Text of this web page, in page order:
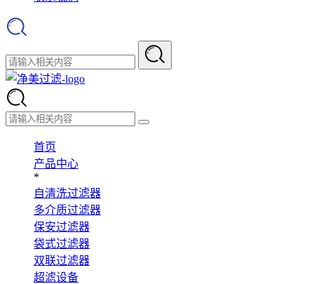
首页
产品中心
*
自清洗过滤器
多介质过滤器
保安过滤器
袋式过滤器
双联过滤器
超滤设备